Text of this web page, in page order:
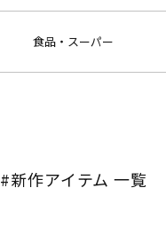
食品・スーパー
#新作アイテム 一覧